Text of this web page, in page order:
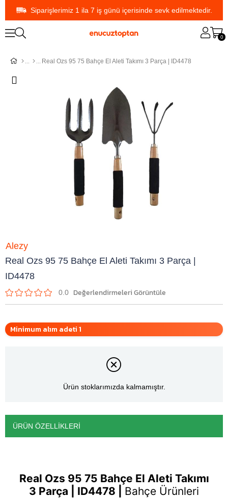
Siparişlerimiz 1 ila 7 iş günü içerisinde sevk edilmektedir.
0
Real Ozs 95 75 Bahçe El Aleti Takımı 3 Parça | ID4478
Real Ozs 95 75 Bahçe El Aleti Takımı 3 Parça |
ID4478
0.0
Alezy
Minimum alım adeti 1
Ürün stoklarımızda kalmamıştır.
ÜRÜN ÖZELLIKLERI
Real Ozs 95 75 Bahçe El Aleti Takımı
3 Parça
| ID4478 | Bahçe Ürünleri